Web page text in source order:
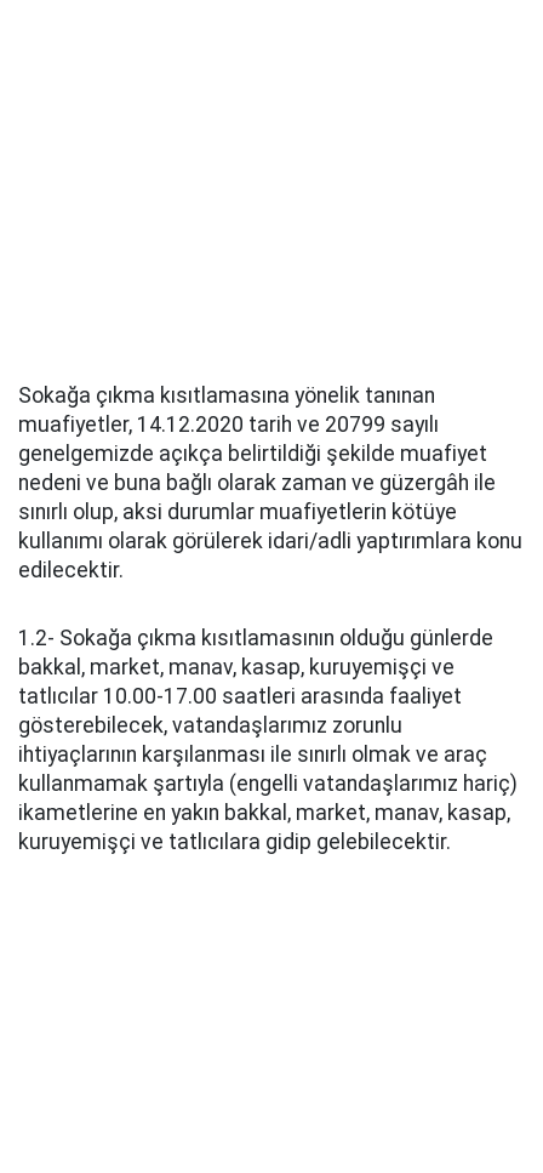
Sokağa çıkma kısıtlamasına yönelik tanınan
muafiyetler, 14.12.2020 tarih ve 20799 sayılı
genelgemizde açıkça belirtildiği şekilde muafiyet
nedeni ve buna bağlı olarak zaman ve güzergâh ile
sınırlı olup, aksi durumlar muafiyetlerin kötüye
kullanımı olarak görülerek idari/adli yaptırımlara konu
edilecektir.
1.2- Sokağa çıkma kısıtlamasının olduğu günlerde
bakkal, market, manav, kasap, kuruyemişçi ve
tatlıcılar 10.00-17.00 saatleri arasında faaliyet
gösterebilecek, vatandaşlarımız zorunlu
ihtiyaçlarının karşılanması ile sınırlı olmak ve araç
kullanmamak şartıyla (engelli vatandaşlarımız hariç)
ikametlerine en yakın bakkal, market, manav, kasap,
kuruyemişçi ve tatlıcılara gidip gelebilecektir.